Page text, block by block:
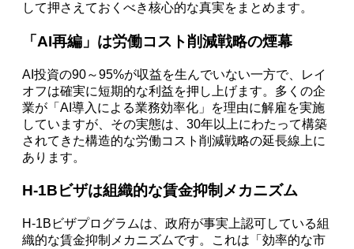
して押さえておくべき核心的な真実をまとめます。
「AI再編」は労働コスト削減戦略の煙幕
AI投資の90～95%が収益を生んでいない一方で、レイ
オフは確実に短期的な利益を押し上げます。多くの企
業が「AI導入による業務効率化」を理由に解雇を実施
していますが、その実態は、30年以上にわたって構築
されてきた構造的な労働コスト削減戦略の延長線上に
あります。
H-1Bビザは組織的な賃金抑制メカニズム
H-1Bビザプログラムは、政府が事実上認可している組
織的な賃金抑制メカニズムです。これは「効率的な市